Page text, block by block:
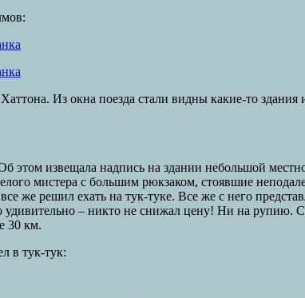
Из окна поезда стали видны какие-то
этом извещала надпись на здании небольшой
мистера с большим рюкзаком, стоявшие
же решил ехать на тук-туке. Все же с него
удивительно – никто не снижал цену! Ни на
30 км.
в тук-тук: